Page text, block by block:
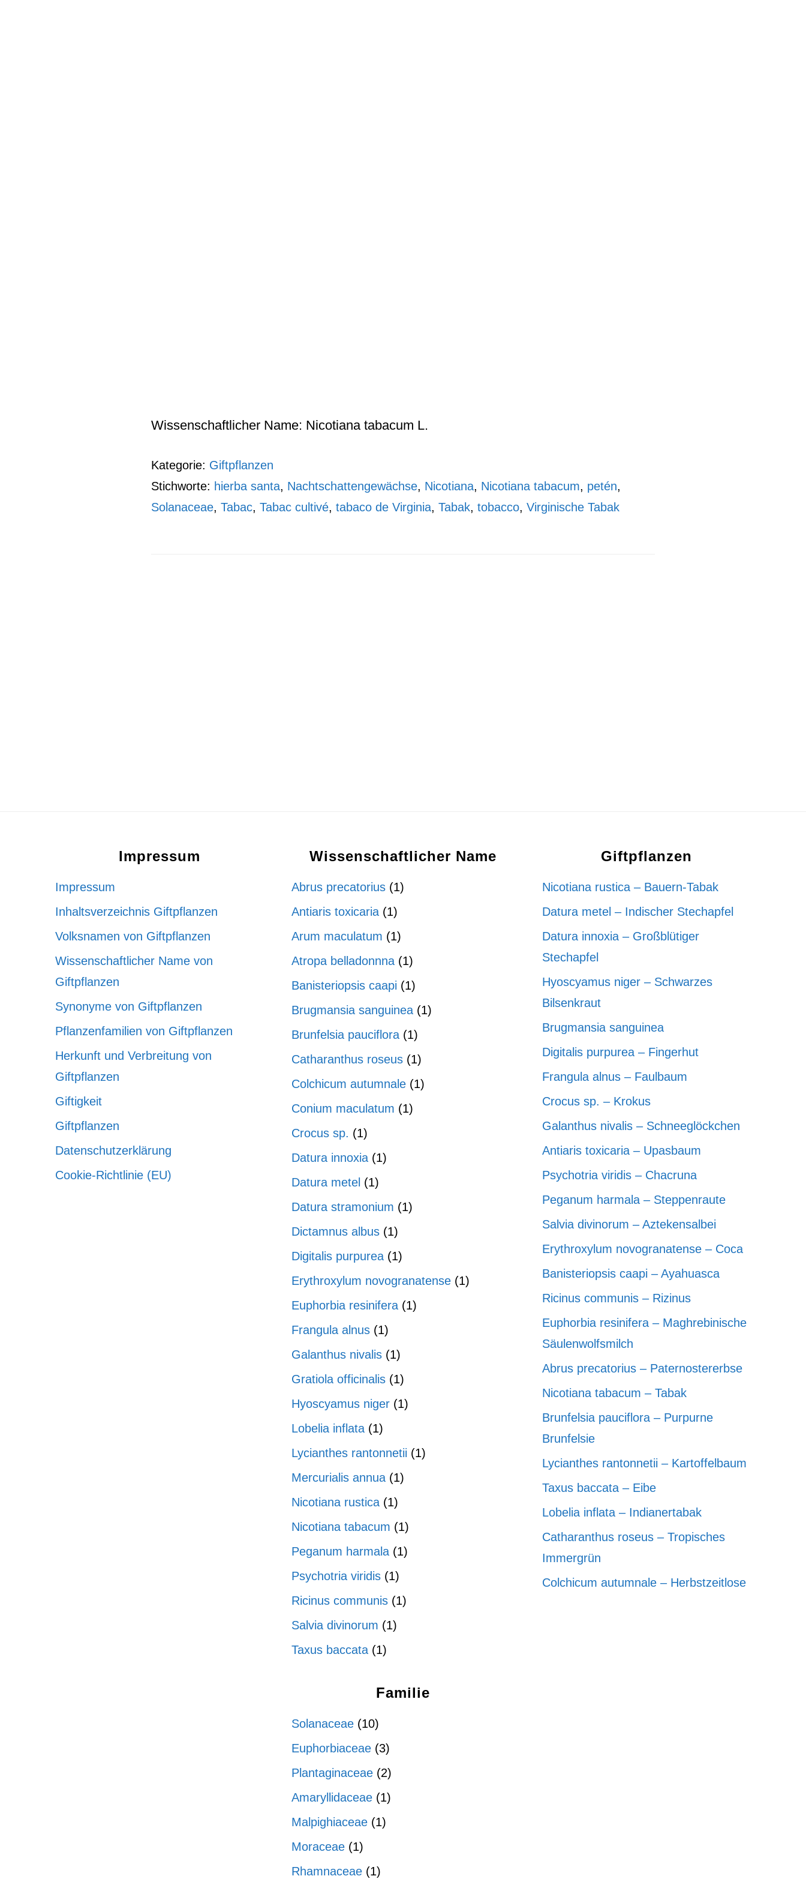
Wissenschaftlicher Name: Nicotiana tabacum L.
Kategorie: Giftpflanzen
Stichworte: hierba santa, Nachtschattengewächse, Nicotiana, Nicotiana tabacum, petén,
Solanaceae, Tabac, Tabac cultivé, tabaco de Virginia, Tabak, tobacco, Virginische Tabak
Impressum
Impressum
Inhaltsverzeichnis Giftpflanzen
Volksnamen von Giftpflanzen
Wissenschaftlicher Name von
Giftpflanzen
Synonyme von Giftpflanzen
Pflanzenfamilien von Giftpflanzen
Herkunft und Verbreitung von
Giftpflanzen
Giftigkeit
Giftpflanzen
Datenschutzerklärung
Cookie-Richtlinie (EU)
Wissenschaftlicher Name
Abrus precatorius (1)
Antiaris toxicaria (1)
Arum maculatum (1)
Atropa belladonnna (1)
Banisteriopsis caapi (1)
Brugmansia sanguinea (1)
Brunfelsia pauciflora (1)
Catharanthus roseus (1)
Colchicum autumnale (1)
Conium maculatum (1)
Crocus sp. (1)
Datura innoxia (1)
Datura metel (1)
Datura stramonium (1)
Dictamnus albus (1)
Digitalis purpurea (1)
Erythroxylum novogranatense (1)
Euphorbia resinifera (1)
Frangula alnus (1)
Galanthus nivalis (1)
Gratiola officinalis (1)
Hyoscyamus niger (1)
Lobelia inflata (1)
Lycianthes rantonnetii (1)
Mercurialis annua (1)
Nicotiana rustica (1)
Nicotiana tabacum (1)
Peganum harmala (1)
Psychotria viridis (1)
Ricinus communis (1)
Salvia divinorum (1)
Taxus baccata (1)
Familie
Solanaceae (10)
Euphorbiaceae (3)
Plantaginaceae (2)
Amaryllidaceae (1)
Malpighiaceae (1)
Moraceae (1)
Rhamnaceae (1)
Giftpflanzen
Nicotiana rustica – Bauern-Tabak
Datura metel – Indischer Stechapfel
Datura innoxia – Großblütiger
Stechapfel
Hyoscyamus niger – Schwarzes
Bilsenkraut
Brugmansia sanguinea
Digitalis purpurea – Fingerhut
Frangula alnus – Faulbaum
Crocus sp. – Krokus
Galanthus nivalis – Schneeglöckchen
Antiaris toxicaria – Upasbaum
Psychotria viridis – Chacruna
Peganum harmala – Steppenraute
Salvia divinorum – Aztekensalbei
Erythroxylum novogranatense – Coca
Banisteriopsis caapi – Ayahuasca
Ricinus communis – Rizinus
Euphorbia resinifera – Maghrebinische
Säulenwolfsmilch
Abrus precatorius – Paternostererbse
Nicotiana tabacum – Tabak
Brunfelsia pauciflora – Purpurne
Brunfelsie
Lycianthes rantonnetii – Kartoffelbaum
Taxus baccata – Eibe
Lobelia inflata – Indianertabak
Catharanthus roseus – Tropisches
Immergrün
Colchicum autumnale – Herbstzeitlose